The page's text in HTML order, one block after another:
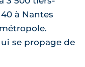
à Nantes
se propage de